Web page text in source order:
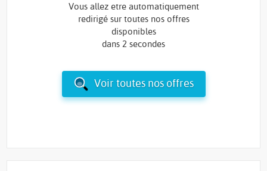
Vous allez etre automatiquement
redirigé sur toutes nos offres
disponibles
dans 2 secondes
Voir toutes nos offres